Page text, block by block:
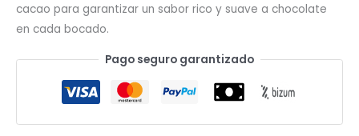
cacao para garantizar un sabor rico y suave a chocolate
en cada bocado.
Pago seguro garantizado